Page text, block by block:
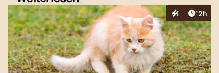
1
Interaktionen
Artikel
12h